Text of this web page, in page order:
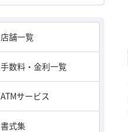
店舗一覧
手数料・金利一覧
ATMサービス
書式集